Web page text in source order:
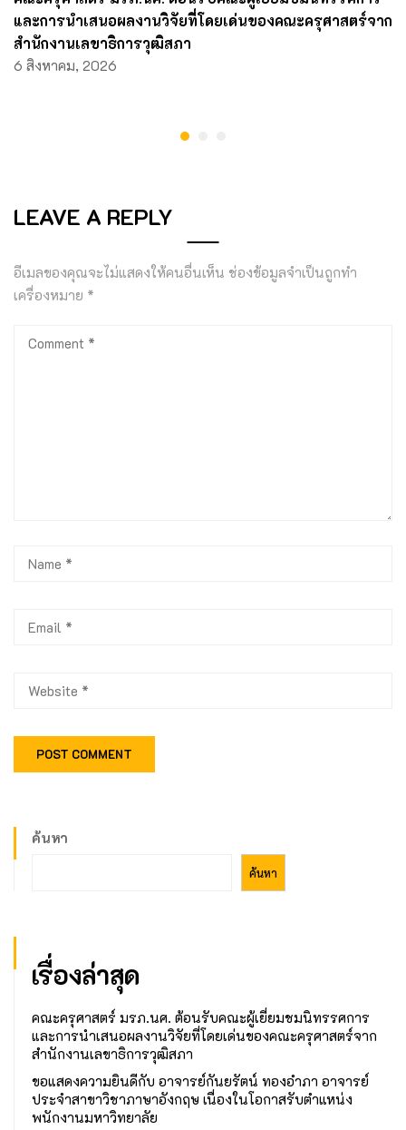
และการนำเสนอผลงานวิจัยที่โดยเด่นของคณะครุศาสตร์จาก
สำนักงานเลขาธิการวุฒิสภา
6 สิงหาคม, 2026
LEAVE A REPLY
อีเมลของคุณจะไม่แสดงให้คนอื่นเห็น ช่องข้อมูลจำเป็นถูกทำ
เครื่องหมาย *
ค้นหา
ค้นหา
เรื่องล่าสุด
คณะครุศาสตร์ มรภ.นศ. ต้อนรับคณะผู้เยี่ยมชมนิทรรศการ
และการนำเสนอผลงานวิจัยที่โดยเด่นของคณะครุศาสตร์จาก
สำนักงานเลขาธิการวุฒิสภา
ขอแสดงความยินดีกับ อาจารย์กันยรัตน์ ทองอำภา อาจารย์
ประจำสาขาวิชาภาษาอังกฤษ เนื่องในโอกาสรับตำแหน่ง
พนักงานมหาวิทยาลัย